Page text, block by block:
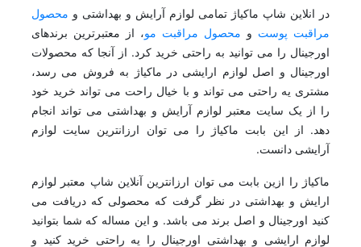
در انلاین شاپ ماکیاژ تمامی لوازم آرایش و بهداشتی و محصول
مراقبت پوست و محصول مراقبت مو، از معتبرترین برندهای
اورجینال را می توانید به راحتی خرید کرد. از آنجا که محصولات
اورجینال و اصل لوازم ارایشی در ماکیاژ به فروش می رسد،
مشتری یه راحتی می تواند و با خیال راحت می تواند خرید خود
را از یک سایت معتبر لوازم آرایش و بهداشتی می تواند انجام
دهد. از این بابت ماکیاژ را می توان ارزانترین سایت لوازم
آرایشی دانست.
ماکیاژ را ازین بابت می توان ارزانترین آنلاین شاپ معتبر لوازم
ارایش و بهداشتی در نظر گرفت که محصولی که دریافت می
کنید اورجینال و اصل برند می باشد. و این مساله که شما بتوانید
لوازم ارایشی و بهداشتی اورجینال را یه راحتی خرید کنید و